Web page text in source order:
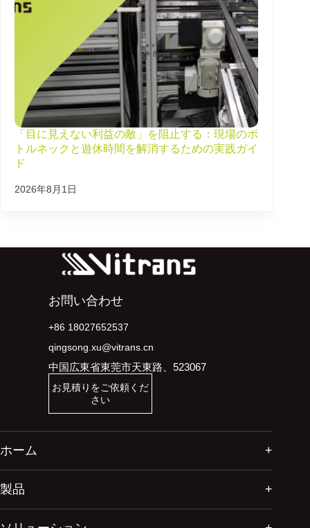
「目に見えない利益の敵」を阻止する：現場のボ
トルネックと遊休時間を解消するための実践ガイ
ド
2026年8月1日
お問い合わせ
+86 18027652537
qingsong.xu@vitrans.cn
中国広東省東莞市天東路、523067
お見積りをご依頼くだ
さい
ホーム
製品